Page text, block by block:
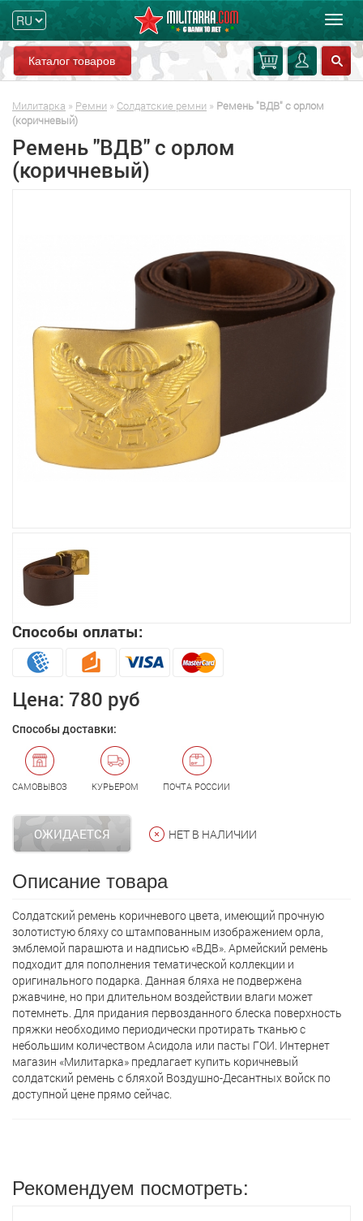
Каталог товаров
Милитарка » Ремни » Солдатские ремни » Ремень "ВДВ" с орлом
(коричневый)
Ремень "ВДВ" с орлом
(коричневый)
Способы оплаты:
Цена: 780 руб
Способы доставки:
САМОВЫВОЗ КУРЬЕРОМ ПОЧТА РОССИИ
ОЖИДАЕТСЯ НЕТ В НАЛИЧИИ
Описание товара
Солдатский ремень коричневого цвета, имеющий прочную
золотистую бляху со штампованным изображением орла,
эмблемой парашюта и надписью «ВДВ». Армейский ремень
подходит для пополнения тематической коллекции и
оригинального подарка. Данная бляха не подвержена
ржавчине, но при длительном воздействии влаги может
потемнеть. Для придания первозданного блеска поверхность
пряжки необходимо периодически протирать тканью с
небольшим количеством Асидола или пасты ГОИ. Интернет
магазин «Милитарка» предлагает кyпить коричневый
солдатский ремень с бляхой Воздушно-Десантных войск по
доступной цене прямо сейчас.
Рекомендуем посмотреть: